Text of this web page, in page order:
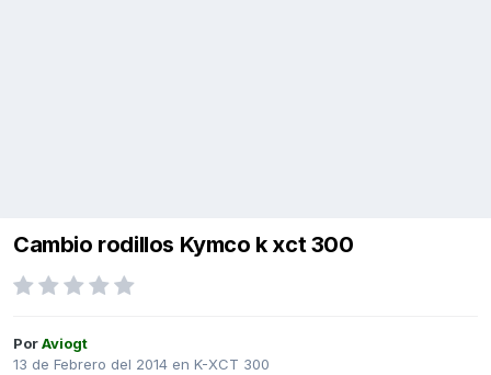
Cambio rodillos Kymco k xct 300
PorAviogt
13 de Febrero del 2014 en K-XCT 300